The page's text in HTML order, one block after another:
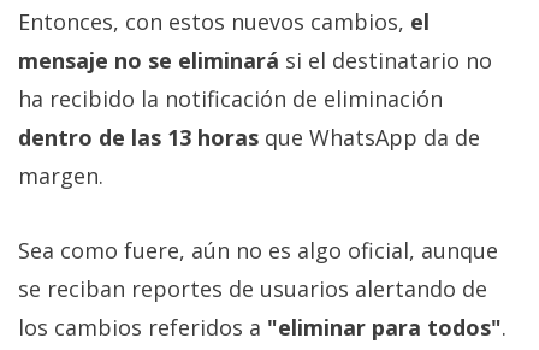
Entonces, con estos nuevos cambios, el
mensaje no se eliminará si el destinatario no
ha recibido la notificación de eliminación
dentro de las 13 horas que WhatsApp da de
margen.
Sea como fuere, aún no es algo oficial, aunque
se reciban reportes de usuarios alertando de
los cambios referidos a "eliminar para todos".